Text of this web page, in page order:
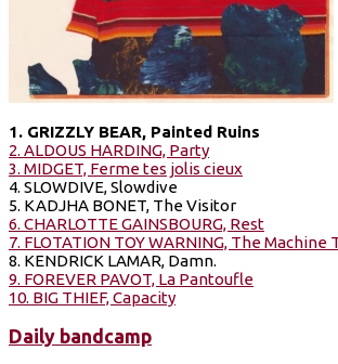
1. GRIZZLY BEAR, Painted Ruins
2. ALDOUS HARDING, Party
3. MIDGET, Ferme tes jolis cieux
4. SLOWDIVE, Slowdive
5. KADJHA BONET, The Visitor
6. CHARLOTTE GAINSBOURG, Rest
7. FLOTATION TOY WARNING, The Machine
8. KENDRICK LAMAR, Damn.
9. FOREVER PAVOT, La Pantoufle
10. BIG THIEF, Capacity
Daily bandcamp